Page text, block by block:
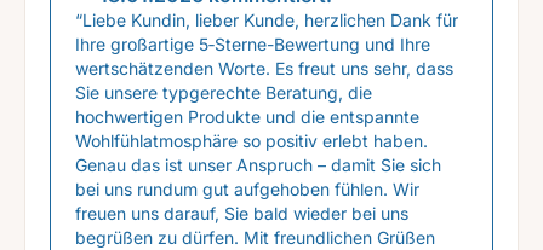
“Liebe Kundin, lieber Kunde, herzlichen Dank für
Ihre großartige 5‑Sterne-Bewertung und Ihre
wertschätzenden Worte. Es freut uns sehr, dass
Sie unsere typgerechte Beratung, die
hochwertigen Produkte und die entspannte
Wohlfühlatmosphäre so positiv erlebt haben.
Genau das ist unser Anspruch – damit Sie sich
bei uns rundum gut aufgehoben fühlen. Wir
freuen uns darauf, Sie bald wieder bei uns
begrüßen zu dürfen. Mit freundlichen Grüßen